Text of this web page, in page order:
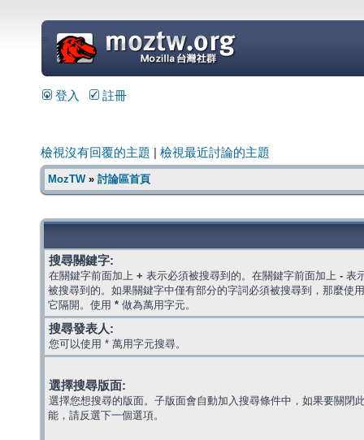
=
登入 註冊
檢視沒有回覆的主題 檢視最近討論的主題
MozTW» 討論區首頁
搜尋關鍵字:
在關鍵字前面加上 + 表示必須被搜尋到的。在關鍵字前面加上 - 表
被搜尋到的。如果關鍵字中僅有部分的字詞必須被搜尋到，那麼使
它隔開。使用 * 做為萬用字元。
搜尋發表人:
您可以使用 * 萬用字元搜尋。
選擇搜尋版面:
選擇您想搜尋的版面。子版面會自動加入搜尋條件中，如果要關閉
能，請反選下一個選項。